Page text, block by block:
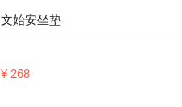
文始安坐垫
¥ 268